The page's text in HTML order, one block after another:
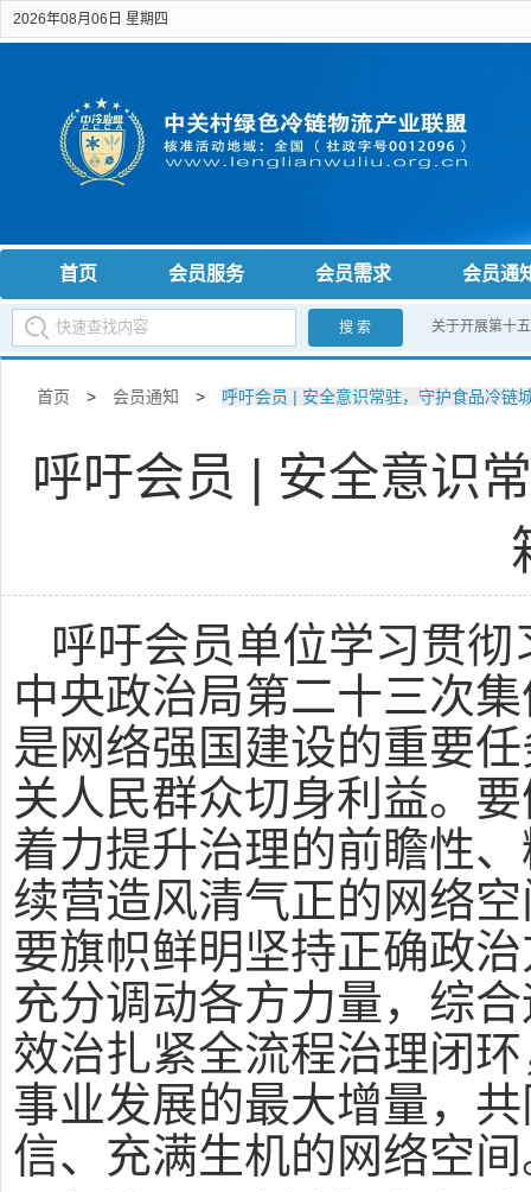
2026年08月06日 星期四
首页 会员服务 会员需求 会员通
搜 索 关于开展第十
首页 > 会员通知 > 呼吁会员 | 安全意识常驻，守护食品冷链
呼吁会员 | 安全意识
呼吁会员单位学习贯
中央政治局第二十三次
是网络强国建设的重要
关人民群众切身利益。
着力提升治理的前瞻性
续营造风清气正的网络
要旗帜鲜明坚持正确政
充分调动各方力量，综
效治扎紧全流程治理闭
事业发展的最大增量，
信、充满生机的网络空